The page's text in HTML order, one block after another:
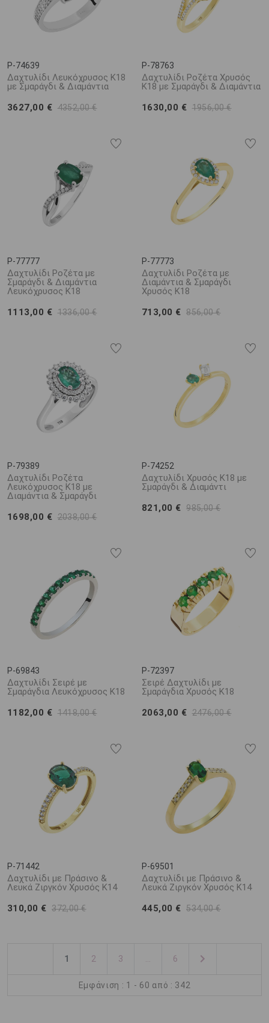
P-74639
Δαχτυλίδι Λευκόχρυσος Κ18
με Σμαράγδι & Διαμάντια
3627,00 € 4352,00 €
P-78763
Δαχτυλίδι Ροζέτα Χρυσός
Κ18 με Σμαράγδι & Διαμάντια
1630,00 € 1956,00 €
P-77777
Δαχτυλίδι Ροζέτα με
Σμαράγδι & Διαμάντια
Λευκόχρυσος Κ18
1113,00 € 1336,00 €
P-77773
Δαχτυλίδι Ροζέτα με
Διαμάντια & Σμαράγδι
Χρυσός Κ18
713,00 € 856,00 €
P-79389
Δαχτυλίδι Ροζέτα
Λευκόχρυσος K18 με
Διαμάντια & Σμαράγδι
1698,00 € 2038,00 €
P-74252
Δαχτυλίδι Χρυσός Κ18 με
Σμαράγδι & Διαμάντι
821,00 € 985,00 €
P-69843
Δαχτυλίδι Σειρέ με
Σμαράγδια Λευκόχρυσος Κ18
1182,00 € 1418,00 €
P-72397
Σειρέ Δαχτυλίδι με
Σμαράγδια Χρυσός Κ18
2063,00 € 2476,00 €
P-71442
Δαχτυλίδι με Πράσινο &
Λευκά Ζιργκόν Χρυσός Κ14
310,00 € 372,00 €
P-69501
Δαχτυλίδι με Πράσινο &
Λευκά Ζιργκόν Χρυσός Κ14
445,00 € 534,00 €
1 2 3 6
Εμφάνιση : 1 - 60 από : 342